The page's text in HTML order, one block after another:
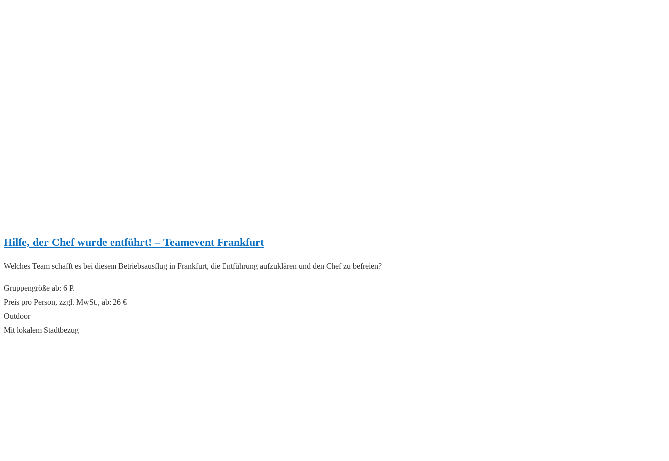
Hilfe, der Chef wurde entführt! – Teamevent Frankfurt
Welches Team schafft es bei diesem Betriebsausflug in Frankfurt, die Entführung aufzuklären und den Chef zu befreien?
Gruppengröße ab: 6 P.
Preis pro Person, zzgl. MwSt., ab: 26 €
Outdoor
Mit lokalem Stadtbezug